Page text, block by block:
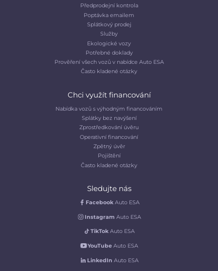
Předprodejní kontrola
Poptávka emailem
Splátkový prodej
Služby
Ekologické vozy
Potřebné doklady
Prověření všech vozů v nabídce Auto ESA
Často kladené otázky
Chci využít financování
Nabídka vozů s výhodným financováním
Splátky bez navýšení
Zprostředkování úvěru
Operativní financování
Zpětný úvěr
Pojištění
Často kladené otázky
Sledujte nás
Facebook Auto ESA
Instagram Auto ESA
TikTok Auto ESA
YouTubeAuto ESA
LinkedIn Auto ESA